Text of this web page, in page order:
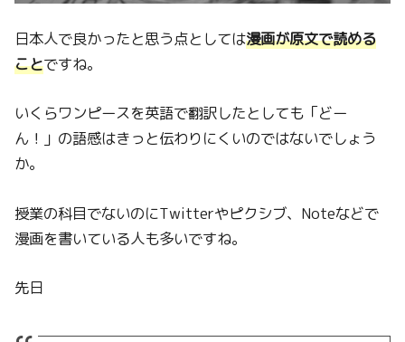
日本人で良かったと思う点としては漫画が原文で読める
ことですね。
いくらワンピースを英語で翻訳したとしても「どー
ん！」の語感はきっと伝わりにくいのではないでしょう
か。
授業の科目でないのにTwitterやピクシブ、Noteなどで
漫画を書いている人も多いですね。
先日